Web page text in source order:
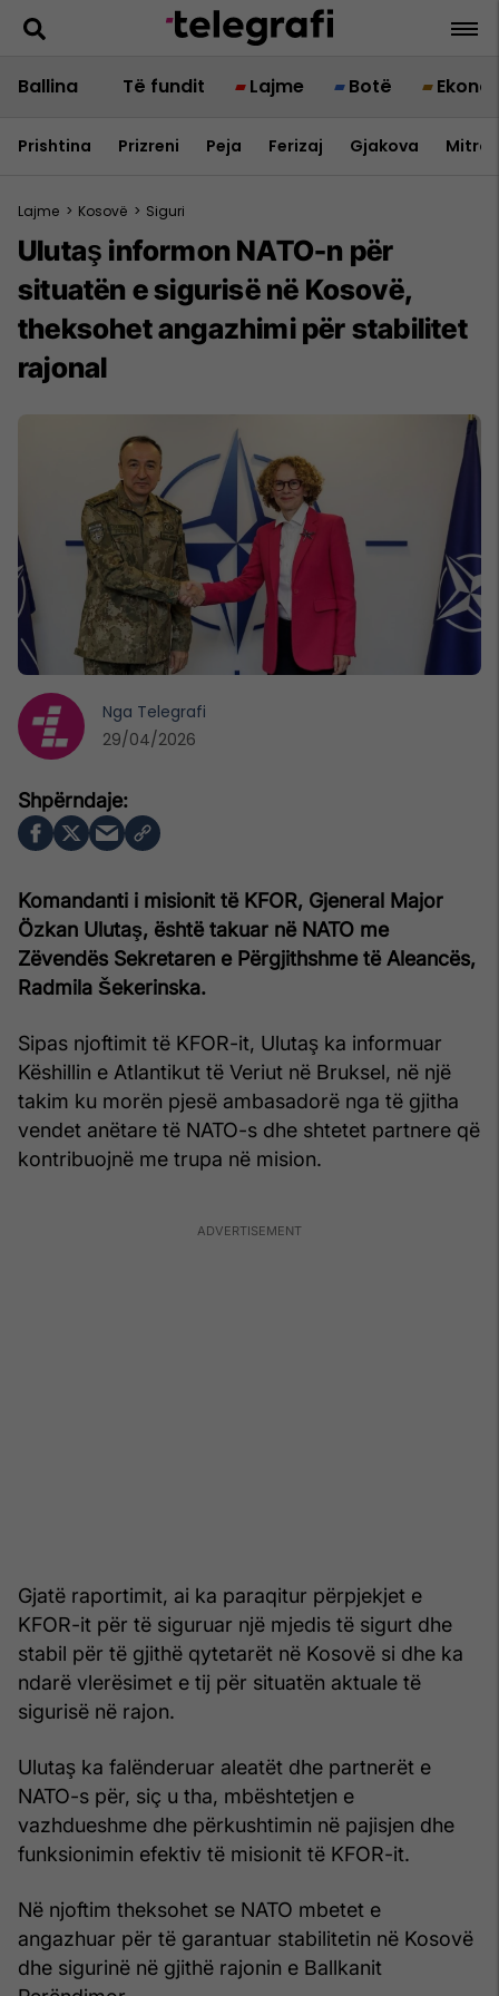
Ballina Të fundit Lajme Botë
Prishtina Prizreni Peja Ferizaj Gjakova
Lajme > Kosovë > Siguri
Ulutaş informon NATO-n për
situatën e sigurisë në Kosovë,
theksohet angazhimi për stabilitet
rajonal
Komandanti i misionit të KFOR, Gjeneral Major
Özkan Ulutaş, është takuar në NATO me
Zëvendës Sekretaren e Përgjithshme të Aleancës,
Radmila Šekerinska.
Sipas njoftimit të KFOR-it, Ulutaş ka informuar
Këshillin e Atlantikut të Veriut në Bruksel, në një
takim ku morën pjesë ambasadorë nga të gjitha
vendet anëtare të NATO-s dhe shtetet partnere që
kontribuojnë me trupa në mision.
Gjatë raportimit, ai ka paraqitur përpjekjet e
KFOR-it për të siguruar një mjedis të sigurt dhe
stabil për të gjithë qytetarët në Kosovë si dhe ka
ndarë vlerësimet e tij për situatën aktuale të
sigurisë në rajon.
Ulutaş ka falënderuar aleatët dhe partnerët e
NATO-s për, siç u tha, mbështetjen e
vazhdueshme dhe përkushtimin në pajisjen dhe
funksionimin efektiv të misionit të KFOR-it.
Në njoftim theksohet se NATO mbetet e
angazhuar për të garantuar stabilitetin në Kosovë
dhe sigurinë në gjithë rajonin e Ballkanit
Nga Telegrafi
29/04/2026